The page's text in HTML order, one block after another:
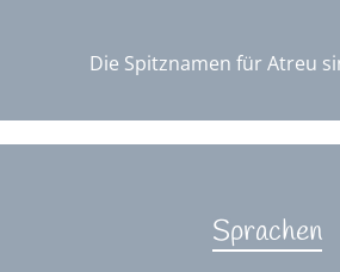
Die Spitznamen für Atreu
Sprachen